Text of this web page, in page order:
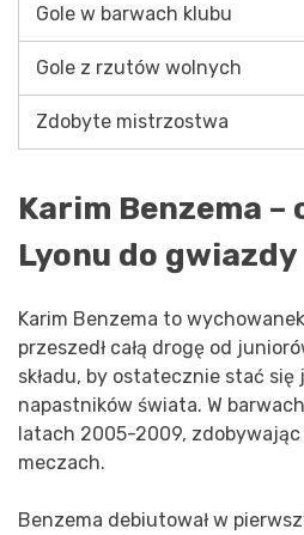
Gole w barwach klubu
Gole z rzutów wolnych
Zdobyte mistrzostwa
Karim Benzema –
Lyonu do gwiazdy
Karim Benzema to
przeszedł całą drogę od
składu, by ostatecznie stać
napastników świata. W
latach 2005-2009, zdobywając
meczach.
Benzema debiutował w